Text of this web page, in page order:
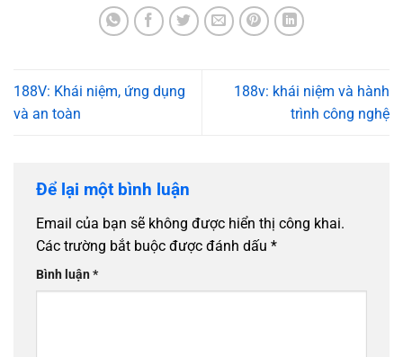
188V: Khái niệm, ứng dụng
và an toàn
188v: khái niệm và hành
trình công nghệ
Để lại một bình luận
Email của bạn sẽ không được hiển thị công khai.
Các trường bắt buộc được đánh dấu *
Bình luận*